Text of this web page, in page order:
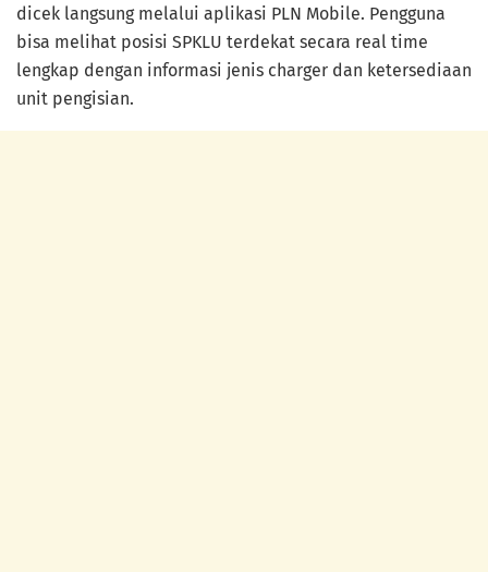
dicek langsung melalui aplikasi PLN Mobile. Pengguna
bisa melihat posisi SPKLU terdekat secara real time
lengkap dengan informasi jenis charger dan ketersediaan
unit pengisian.